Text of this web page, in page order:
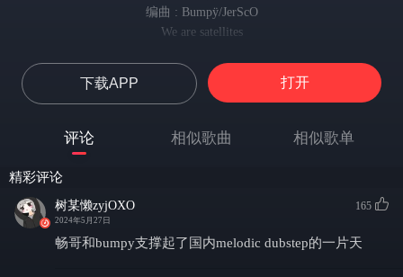
编曲 : Bumpÿ/JerScO
We are satellites
Watching all the stars go by
凝望着星辰流转不止
And i’m holding on to you
我紧握住你的手
‘Cause you’re holding me real tight
我将次次都会选你
下载APP 打开
评论 相似歌曲 相似歌单
精彩评论
树某懒zyjOXO
2024年5月27日
165
畅哥和bumpy支撑起了国内melodic dubstep的一片天